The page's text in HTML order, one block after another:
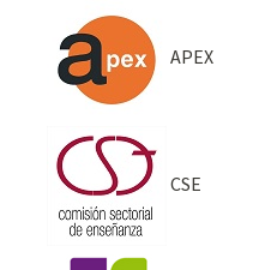
APEX
CSE